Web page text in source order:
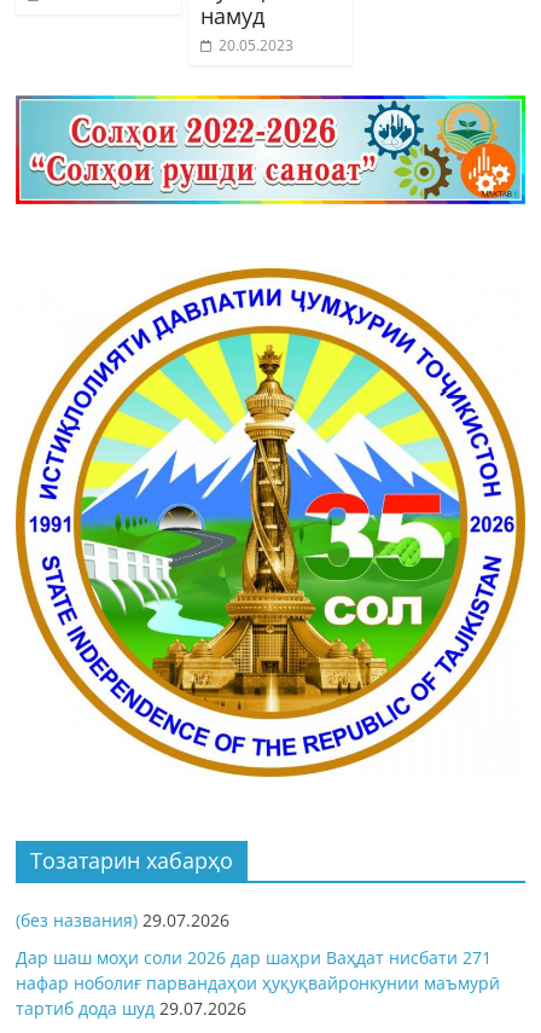
намуд
20.05.2023
Тозатарин хабарҳо
(без названия) 29.07.2026
Дар шаш моҳи соли 2026 дар шаҳри Ваҳдат нисбати 271
нафар ноболиғ парвандаҳои ҳуқуқвайронкунии маъмурӣ
тартиб дода шуд 29.07.2026